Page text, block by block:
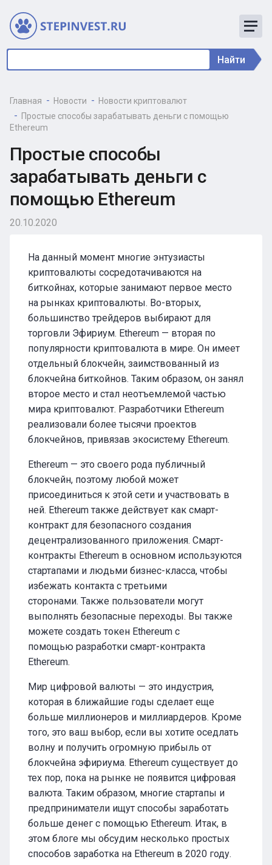
Найти
Главная Новости
Новости криптовалют
Простые способы зарабатывать деньги с помощью
Ethereum
Простые способы
зарабатывать деньги с
помощью Ethereum
20.10.2020
На данный момент многие энтузиасты
криптовалюты сосредотачиваются на
биткойнах, которые занимают первое место
на рынках криптовалюты. Во-вторых,
большинство трейдеров выбирают для
торговли Эфириум. Ethereum — вторая по
популярности криптовалюта в мире. Он имеет
отдельный блокчейн, заимствованный из
блокчейна биткойнов. Таким образом, он занял
второе место и стал неотъемлемой частью
мира криптовалют. Разработчики Ethereum
реализовали более тысячи проектов
блокчейнов, привязав экосистему Ethereum.
Ethereum — это своего рода публичный
блокчейн, поэтому любой может
присоединиться к этой сети и участвовать в
ней. Ethereum также действует как смарт-
контракт для безопасного создания
децентрализованного приложения. Смарт-
контракты Ethereum в основном используются
стартапами и людьми бизнес-класса, чтобы
избежать контакта с третьими
сторонами. Также пользователи могут
выполнять безопасные переходы. Вы также
можете создать токен Ethereum с
помощью разработки смарт-контракта
Ethereum.
Мир цифровой валюты — это индустрия,
которая в ближайшие годы сделает еще
больше миллионеров и миллиардеров. Кроме
того, это ваш выбор, если вы хотите оседлать
волну и получить огромную прибыль от
блокчейна эфириума. Ethereum существует до
тех пор, пока на рынке не появится цифровая
валюта. Таким образом, многие стартапы и
предприниматели ищут способы заработать
больше денег с помощью Ethereum. Итак, в
этом блоге мы обсудим несколько простых
способов заработка на Ethereum в 2020 году.